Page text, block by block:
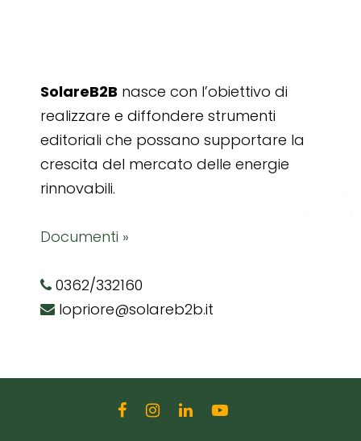
SolareB2B nasce con l’obiettivo di
realizzare e diffondere strumenti
editoriali che possano supportare la
crescita del mercato delle energie
rinnovabili.
Documenti »
0362/332160
lopriore@solareb2b.it